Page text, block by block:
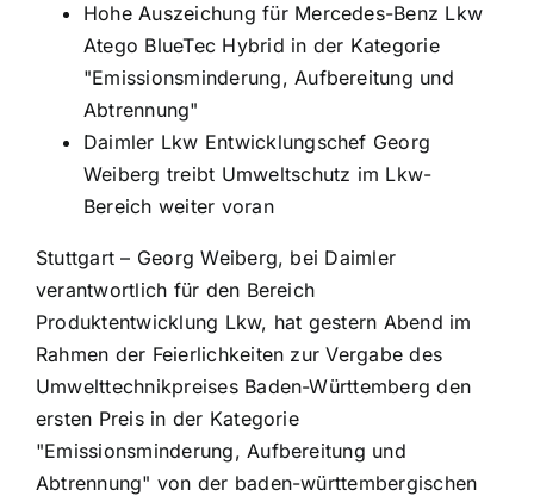
Hohe Auszeichung für Mercedes-Benz Lkw
Atego BlueTec Hybrid in der Kategorie
"Emissionsminderung, Aufbereitung und
Abtrennung"
Daimler Lkw Entwicklungschef Georg
Weiberg treibt Umweltschutz im Lkw-
Bereich weiter voran
Stuttgart – Georg Weiberg, bei Daimler
verantwortlich für den Bereich
Produktentwicklung Lkw, hat gestern Abend im
Rahmen der Feierlichkeiten zur Vergabe des
Umwelttechnikpreises Baden-Württemberg den
ersten Preis in der Kategorie
"Emissionsminderung, Aufbereitung und
Abtrennung" von der baden-württembergischen